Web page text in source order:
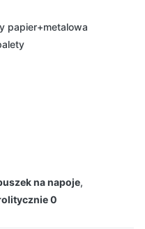
papier+metalowa
na napoje,
0